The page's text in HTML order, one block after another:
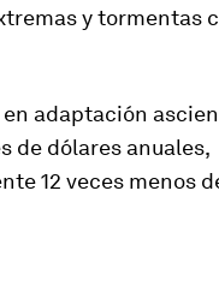
y tormentas
adaptación
de dólares anuales,
12 veces menos